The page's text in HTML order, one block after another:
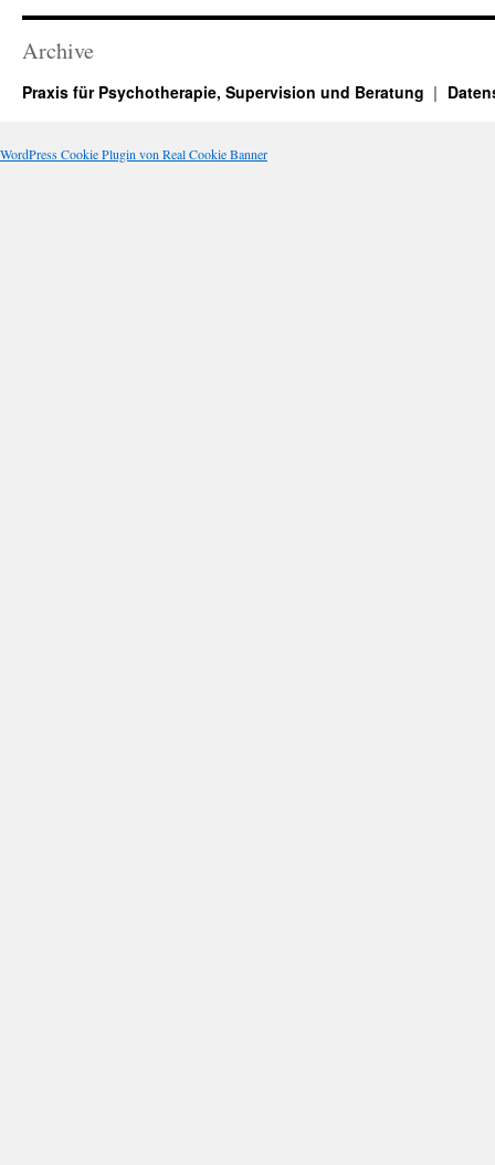
Archive
Praxis für Psychotherapie, Supervision und Beratung
WordPress Cookie Plugin von Real Cookie Banner